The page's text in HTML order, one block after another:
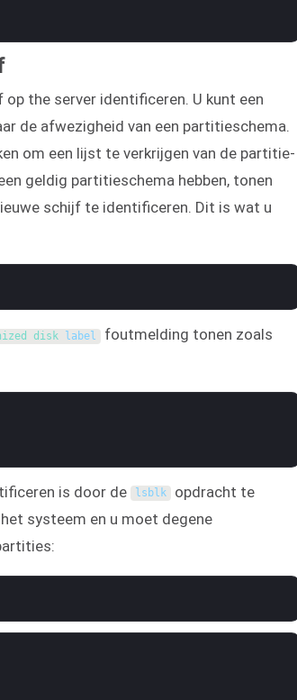
the server identificeren. U kunt een
de afwezigheid van een partitieschema.
om een lijst te verkrijgen van de partitie-
geldig partitieschema hebben, tonen
schijf te identificeren. Dit is wat u
disk label foutmelding tonen zoals
is door de lsblk opdracht te
systeem en u moet degene